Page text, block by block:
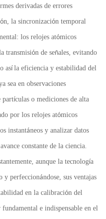
derivadas de errores
ón, la sincronización temporal
los relojes atómicos
transmisión de señales, evitando
así la eficiencia y estabilidad del
sea en observaciones
partículas o mediciones de alta
por los relojes atómicos
instantáneos y analizar datos
constante de la ciencia.
aunque la tecnología
y perfeccionándose, sus ventajas
en la calibración del
e indispensable en el